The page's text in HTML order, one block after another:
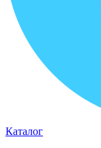
Каталог